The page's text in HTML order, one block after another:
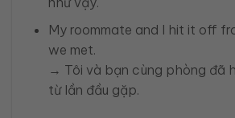
My roommate and I hit it off
we met.
→ Tôi và bạn cùng phòng đã
từ lần đầu gặp.